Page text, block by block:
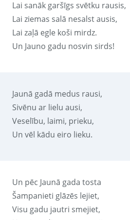
Lai sanāk garšīgs svētku rausis,
Lai ziemas salā nesalst ausis,
Lai zaļā egle koši mirdz.
Un Jauno gadu nosvin sirds!
Jaunā gadā medus rausi,
Sivēnu ar lielu ausi,
Veselību, laimi, prieku,
Un vēl kādu eiro lieku.
Un pēc Jaunā gada tosta
Šampanieti glāzēs lejiet,
Visu gadu jautri smejiet,